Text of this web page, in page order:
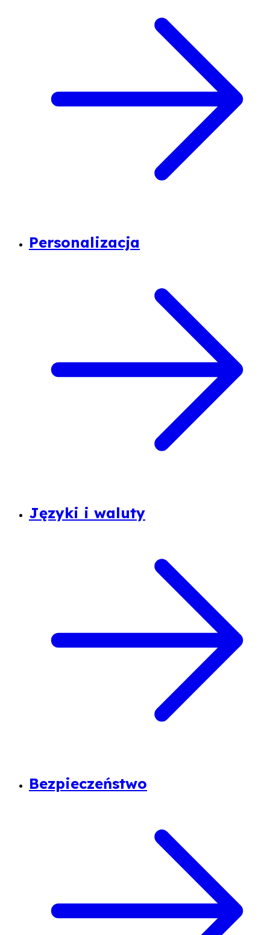
Personalizacja
Języki i waluty
Bezpieczeństwo